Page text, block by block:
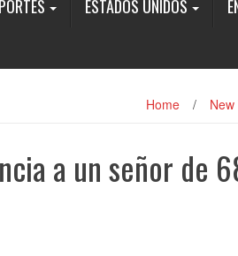
ESTADOS UNIDOS
Home / New
a un señor de